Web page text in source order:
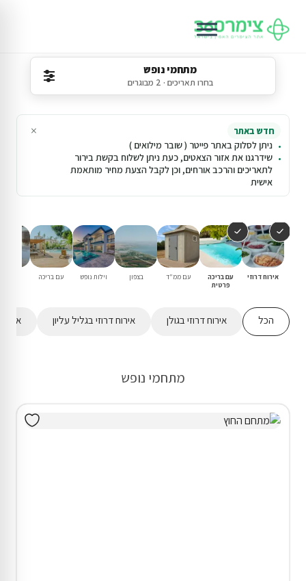
מתחמי נופש
בחרו תאריכים · 2 מבוגרים
חדש באתר
ניתן לסלוק באתר פייטר ( שובר מילואים )
שידרגנו את אזור הצאטים, כעת ניתן לשלוח בקשת בירור
לתאריכים והרכב אורחים, וכן לקבל הצעת מחיר מותאמת
אישית
×
אירוח דרוזי
עם בריכה
פרטית
עם ממ"ד בצפון וילות נופש עם בריכה
הכל אירוח דרוזי בגולן אירוח דרוזי בגליל עליון
מתחמי נופש